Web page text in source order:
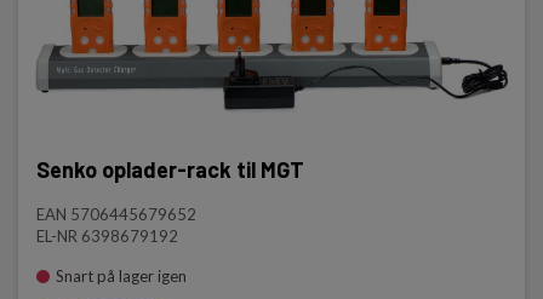
Kompakt og pladsbesparende design
Stabil og pålidelig opladning til daglig drift
Senko oplader-rack til MGT
EAN 5706445679652
EL-NR 6398679192
Snart på lager igen